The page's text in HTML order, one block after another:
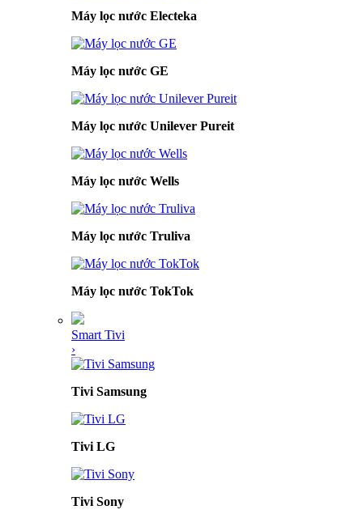
Máy lọc nước Electeka
Máy lọc nước GE
Máy lọc nước Unilever Pureit
Máy lọc nước Wells
Máy lọc nước Truliva
Máy lọc nước TokTok
Smart Tivi
›
Tivi Samsung
Tivi LG
Tivi Sony